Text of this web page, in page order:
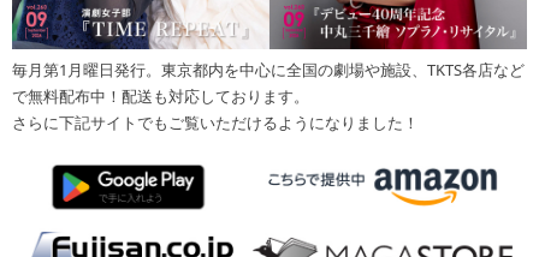
毎月第1月曜日発行。東京都内を中心に全国の劇場や施設、TKTS各店など
で無料配布中！配送も対応しております。
さらに下記サイトでもご覧いただけるようになりました！